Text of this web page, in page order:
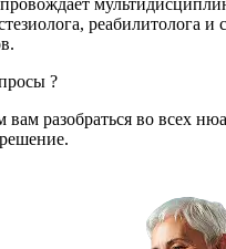
реабилитолога
?
разобраться во всех